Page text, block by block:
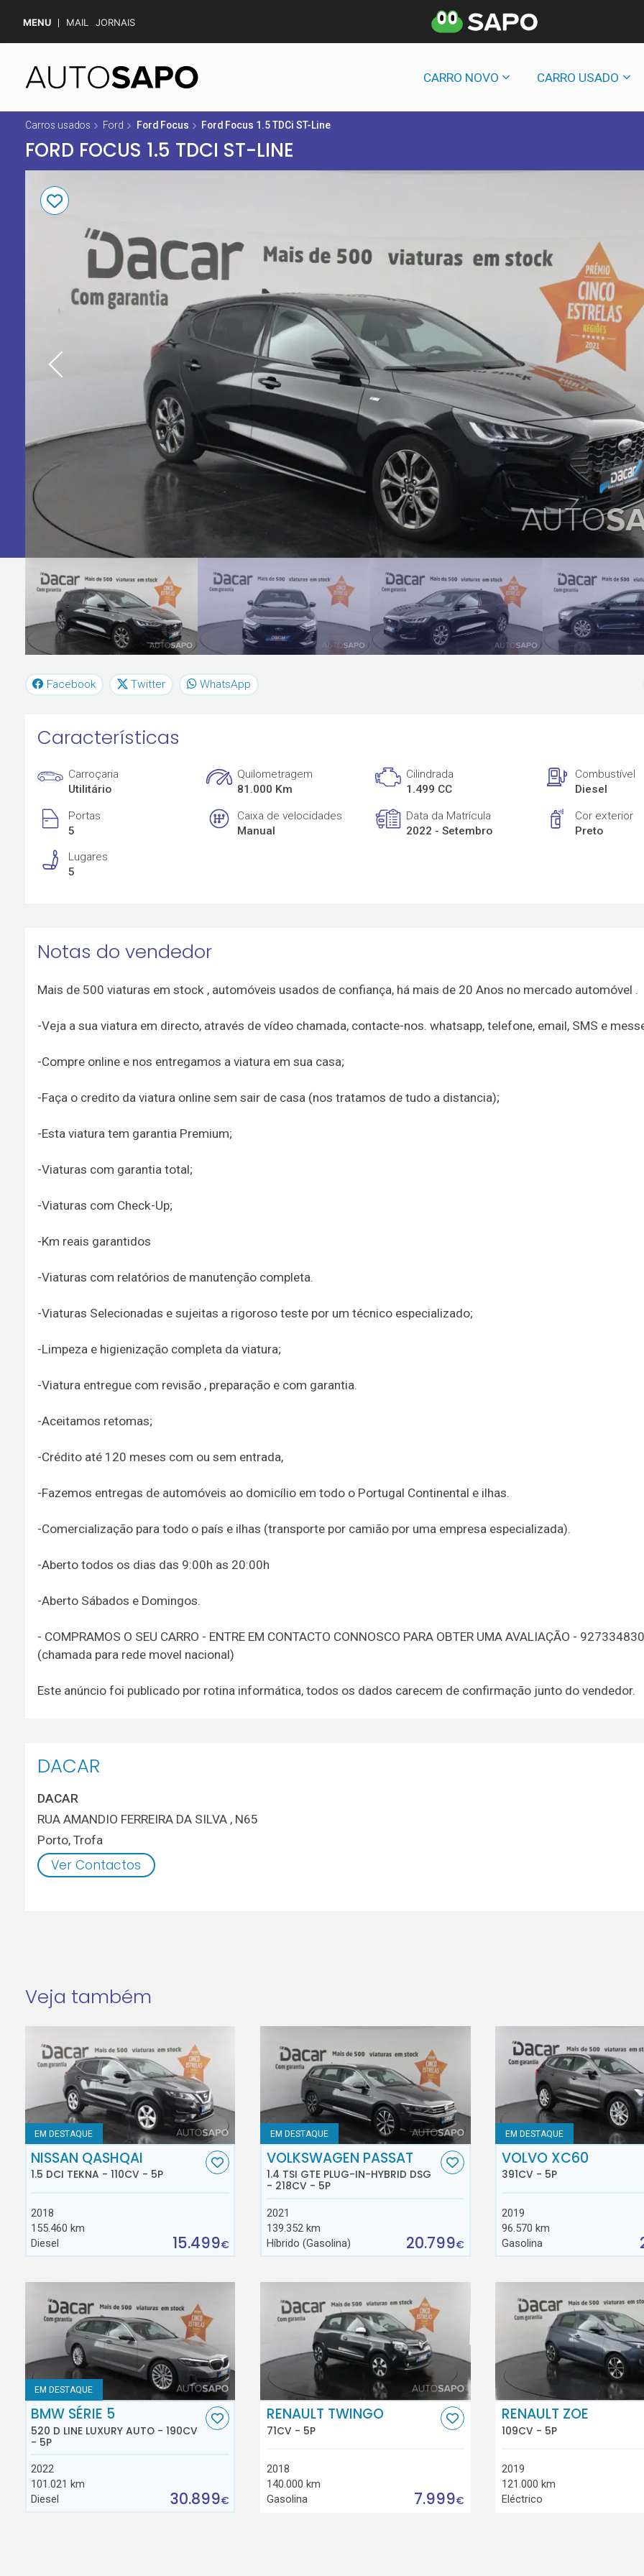
MENU MAIL JORNAIS
CARRO NOVO CARRO USADO
Carros usados Ford Ford Focus Ford Focus 1.5 TDCi ST-Line
FORD FOCUS 1.5 TDCI ST-LINE
Facebook Twitter WhatsApp
Características
Carroçaria
Utilitário
Quilometragem
81.000 Km
Cilindrada
1.499 CC
Combustível
Diesel
Portas
5
Caixa de velocidades
Manual
Data da Matrícula
2022 - Setembro
Cor exterior
Preto
Lugares
5
Notas do vendedor
Mais de 500 viaturas em stock , automóveis usados de confiança, há mais de 20 Anos no mercado automóvel .
-Veja a sua viatura em directo, através de vídeo chamada, contacte-nos. whatsapp, telefone, email, SMS e
-Compre online e nos entregamos a viatura em sua casa;
-Faça o credito da viatura online sem sair de casa (nos tratamos de tudo a distancia);
-Esta viatura tem garantia Premium;
-Viaturas com garantia total;
-Viaturas com Check-Up;
-Km reais garantidos
-Viaturas com relatórios de manutenção completa.
-Viaturas Selecionadas e sujeitas a rigoroso teste por um técnico especializado;
-Limpeza e higienização completa da viatura;
-Viatura entregue com revisão , preparação e com garantia.
-Aceitamos retomas;
-Crédito até 120 meses com ou sem entrada,
-Fazemos entregas de automóveis ao domicílio em todo o Portugal Continental e ilhas.
-Comercialização para todo o país e ilhas (transporte por camião por uma empresa especializada).
-Aberto todos os dias das 9:00h as 20:00h
-Aberto Sábados e Domingos.
- COMPRAMOS O SEU CARRO - ENTRE EM CONTACTO CONNOSCO PARA OBTER UMA AVALIAÇÃO - 927334830
(chamada para rede movel nacional)
Este anúncio foi publicado por rotina informática, todos os dados carecem de confirmação junto do vendedor.
DACAR
DACAR
RUA AMANDIO FERREIRA DA SILVA , N65
Porto, Trofa
Ver Contactos
Veja também
EM DESTAQUE
NISSAN QASHQAI
1.5 DCI TEKNA - 110CV - 5P
2018
155.460 km
Diesel
15.499€
EM DESTAQUE
VOLKSWAGEN PASSAT
1.4 TSI GTE PLUG-IN-HYBRID DSG
- 218CV - 5P
2021
139.352 km
Híbrido (Gasolina)
20.799€
EM DESTAQUE
VOLVO XC60
391CV - 5P
2019
96.570 km
Gasolina
EM DESTAQUE
BMW SÉRIE 5
520 D LINE LUXURY AUTO - 190CV
- 5P
2022
101.021 km
Diesel
30.899€
RENAULT TWINGO
71CV - 5P
2018
140.000 km
Gasolina
7.999€
RENAULT ZOE
109CV - 5P
2019
121.000 km
Eléctrico